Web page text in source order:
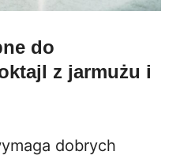
do
z jarmużu i
dobrych